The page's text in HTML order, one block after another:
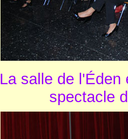
La salle de l'Éden
spectacle